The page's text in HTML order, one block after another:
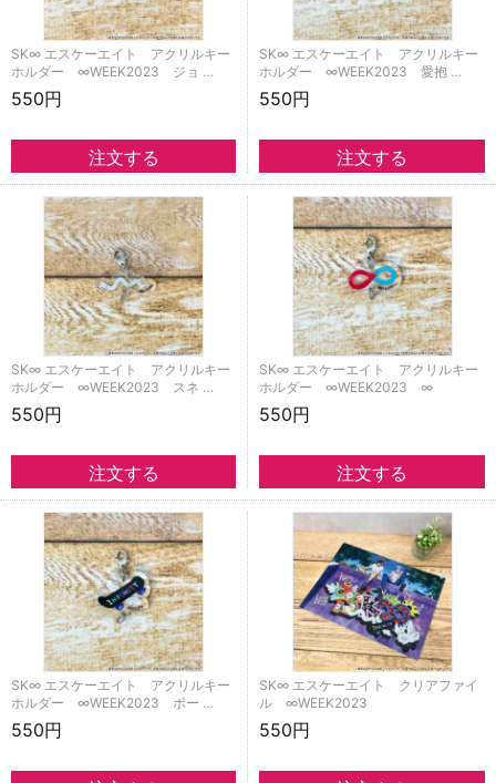
SK∞ エスケーエイト アクリルキー
ホルダー ∞WEEK2023 ジョ …
550円
SK∞ エスケーエイト アクリルキー
ホルダー ∞WEEK2023 愛抱 …
550円
SK∞ エスケーエイト アクリルキー
ホルダー ∞WEEK2023 スネ …
550円
SK∞ エスケーエイト アクリルキー
ホルダー ∞WEEK2023 ∞
550円
SK∞ エスケーエイト アクリルキー
ホルダー ∞WEEK2023 ボー …
550円
SK∞ エスケーエイト クリアファイ
ル ∞WEEK2023
550円